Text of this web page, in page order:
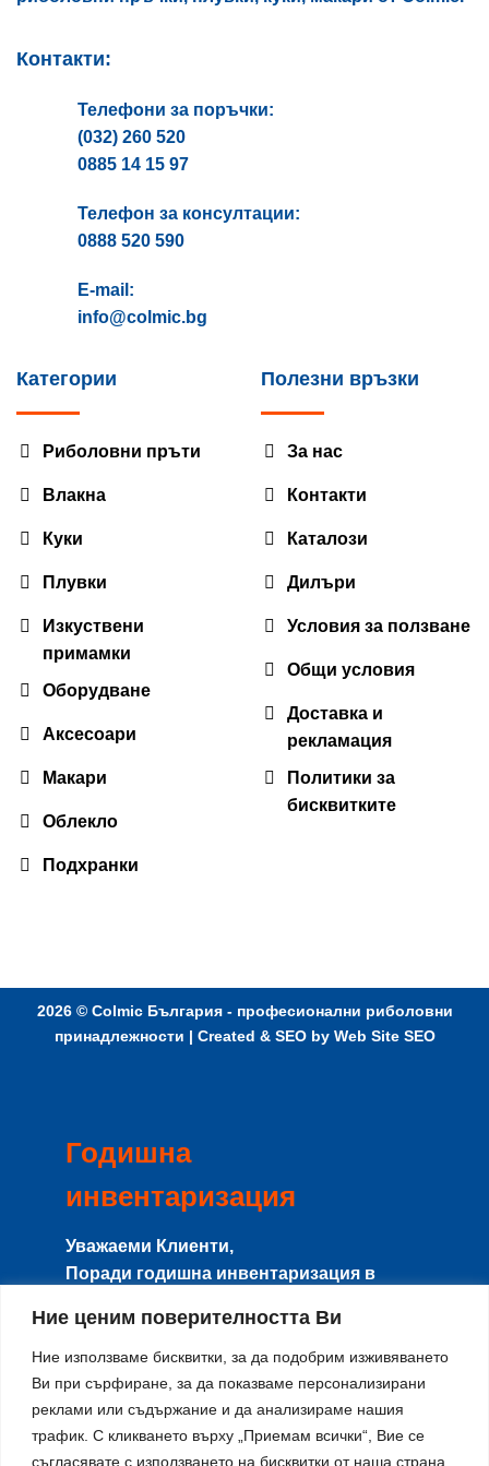
Ние ценим поверителността Ви
Ние използваме бисквитки, за да подобрим изживяването
Ви при сърфиране, за да показваме персонализирани
реклами или съдържание и да анализираме нашия
трафик. С кликването върху „Приемам всички“, Вие се
съгласявате с използването на бисквитки от наша страна.
Контакти:
Телефони за поръчки:
(032) 260 520
0885 14 15 97
Телефон за консултации:
0888 520 590
E-mail:
info@colmic.bg
Категории
Риболовни пръти
Влакна
Куки
Плувки
Изкуствени
примамки
Оборудване
Аксесоари
Макари
Облекло
Подхранки
Полезни връзки
За нас
Контакти
Каталози
Дилъри
Условия за ползване
Общи условия
Доставка и
рекламация
Политики за
бисквитките
2026 © Colmic България - професионални риболовни
принадлежности | Created & SEO by Web Site SEO
Годишна
инвентаризация
Уважаеми Клиенти,
Поради годишна инвентаризация в
няма да работят с клиенти, и няма да се
изпращат поръчки.
Направените поръчки в този период ще
се изпращат от17-ти Августпо реда на
тяхното получаване.